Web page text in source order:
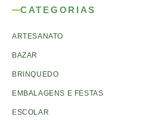
CATEGORIAS
ARTESANATO
BAZAR
BRINQUEDO
EMBALAGENS E FESTAS
ESCOLAR